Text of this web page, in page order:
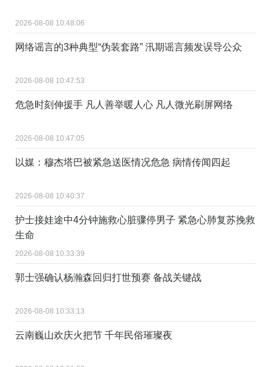
2026-08-08 10:48:06
网络谣言的3种典型“伪装套路” 汛期谣言频发误导公众
2026-08-08 10:47:53
危急时刻伸援手 凡人善举暖人心 凡人微光刷屏网络
2026-08-08 10:47:05
以媒：穆杰塔巴被紧急送医情况危急 病情传闻四起
2026-08-08 10:40:37
护士接娃途中4分钟施救心脏骤停男子 紧急心肺复苏挽救
生命
2026-08-08 10:33:39
郭士强确认杨瀚森回归打世预赛 备战关键战
2026-08-08 10:33:13
云南巍山欢庆火把节 千年民俗璀璨夜